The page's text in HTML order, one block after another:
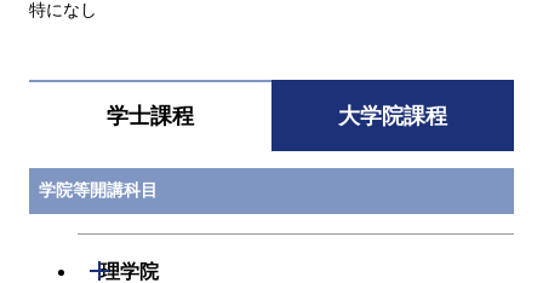
特になし
学士課程 大学院課程
学院等開講科目
理学院
開閉